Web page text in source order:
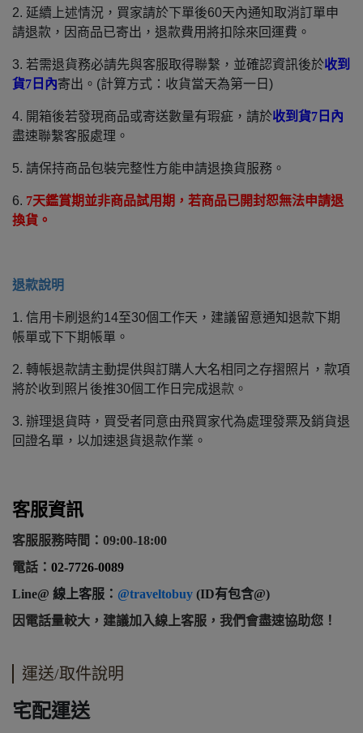
2. 延續上述情況，買家請於下單後60天內通知取消訂單申
請退款，因商品已寄出，退款費用將扣除來回運費。
3. 若需退貨務必請先與客服取得聯繫，並確認資訊後於收到
貨7日內寄出。(計算方式：收貨當天為第一日)
4. 開箱後若發現商品或寄送數量有瑕疵，請於收到貨7日內
盡速聯繫客服處理。
5. 請保持商品包裝完整性方能申請退換貨服務。
6. 7天鑑賞期並非商品試用期，若商品已開封恕無法申請退
換貨。
退款說明
1. 信用卡刷退約14至30個工作天，建議留意通知退款下期
帳單或下下期帳單。
2. 轉帳退款請主動提供與訂購人大名相同之存摺照片，款項
將於收到照片後推30個工作日完成退款。
3. 辦理退貨時，買受者同意由飛買家代為處理發票及銷貨退
回證名單，以加速退貨退款作業。
客服資訊
客服服務時間：09:00-18:00
電話： 02-7726-0089
Line@ 線上客服： @traveltobuy (ID有包含@)
因電話量較大，建議加入線上客服，我們會盡速協助您！
運送/取件說明
宅配運送